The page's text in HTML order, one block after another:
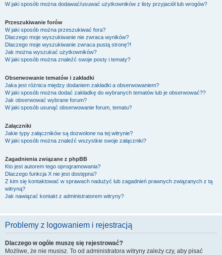
W jaki sposób można dodawać/usuwać użytkowników z listy przyjaciół lub wrogów?
Przeszukiwanie forów
W jaki sposób można przeszukiwać fora?
Dlaczego moje wyszukiwanie nie zwraca wyników?
Dlaczego moje wyszukiwanie zwraca pustą stronę?!
Jak można wyszukać użytkowników?
W jaki sposób można znaleźć swoje posty i tematy?
Obserwowanie tematów i zakładki
Jaka jest różnica między dodaniem zakładki a obserwowaniem?
W jaki sposób można dodać zakładkę do wybranych tematów lub je obserwować??
Jak obserwować wybrane forum?
W jaki sposób usunąć obserwowanie forum, tematu?
Załączniki
Jakie typy załączników są dozwolone na tej witrynie?
W jaki sposób można znaleźć wszystkie swoje załączniki?
Zagadnienia związane z phpBB
Kto jest autorem tego oprogramowania?
Dlaczego funkcja X nie jest dostępna?
Z kim się kontaktować w sprawach nadużyć lub zagadnień prawnych związanych z tą
witryną?
Jak nawiązać kontakt z administratorem witryny?
Problemy z logowaniem i rejestracją
Dlaczego w ogóle muszę się rejestrować?
Możliwe, że nie musisz. To od administratora witryny zależy czy, aby pisać